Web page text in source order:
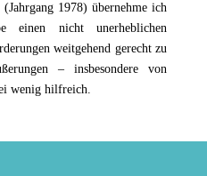
(Jahrgang1978) übernehme ich
einen nicht unerheblichen
weitgehend gerecht zu
– insbesondere von
wenig hilfreich.